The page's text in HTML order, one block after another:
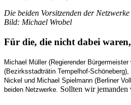
Die beiden Vorsitzenden der
Bild: Michael Wrobel
Für die, die nicht dabei
Michael Müller (Regierender
(Bezirksstadträtin Tempelhof-
Nickel und Michael Spielmann (Berliner
beiden Netzwerke. Sollten wir jemanden